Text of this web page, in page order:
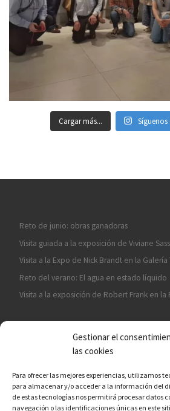
Gestionar el
las cookies
Para ofrecer las mejores experiencias, utilizamos
para almacenar y/o acceder a la información del
de estas tecnologías nos permitirá procesar datos
navegación o las identificaciones únicas en este
Cargar más...
Reto de junio: obras ganadoras
Visita guiada a la exposición de Viviane
Visita a la Expo de Nick Brandt en la Galería
Reto del verano: El agua en estado líquido
Visita a la exposición de Robert Frank en la
¡ASÓCIATE A CÁMARA EN MANO!